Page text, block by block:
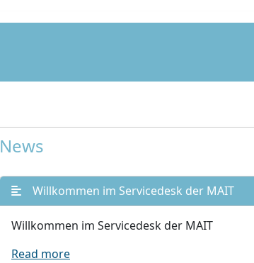
News
Willkommen im Servicedesk der MAIT
Willkommen im Servicedesk der MAIT
Read more